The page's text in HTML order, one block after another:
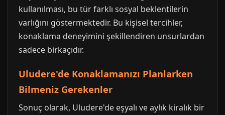
kullanılması, bu tür farklı sosyal beklentilerin
varlığını göstermektedir. Bu kişisel tercihler,
konaklama deneyimini şekillendiren unsurlardan
sadece birkaçıdır.
Uludere'de Konaklamanızı Planlarken
Bilmeniz Gerekenler
Sonuç olarak, Uludere'de eşyalı ve aylık kiralık bir